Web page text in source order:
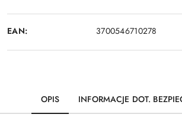
EAN: 3700546710278
OPIS INFORMACJE DOT.